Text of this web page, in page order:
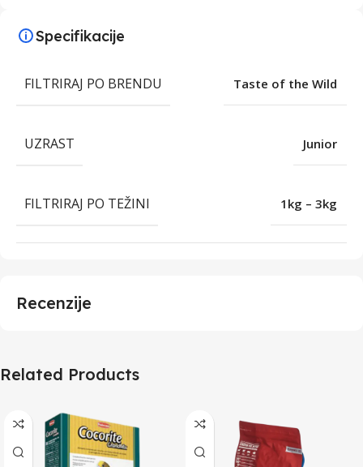
Specifikacije
FILTRIRAJ PO BRENDU Taste of the Wild
UZRAST Junior
FILTRIRAJ PO TEŽINI 1kg – 3kg
Recenzije
Related Products